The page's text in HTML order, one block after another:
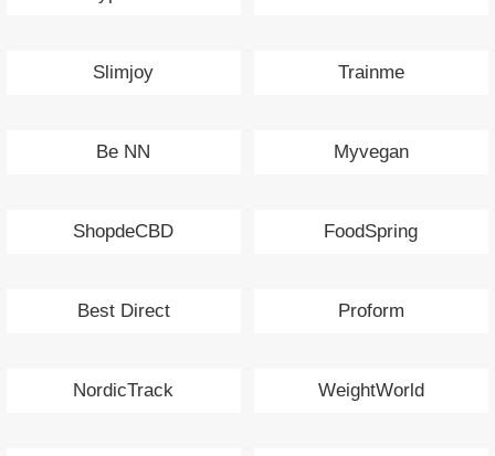
Slimjoy Trainme
Be NN Myvegan
ShopdeCBD FoodSpring
Best Direct Proform
NordicTrack WeightWorld